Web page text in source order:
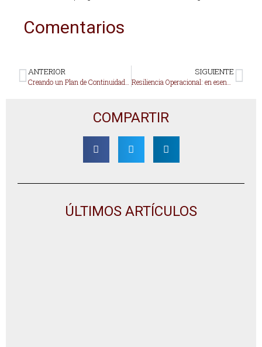
Comentarios
ANTERIOR
Creando un Plan de Continuidad del Negocio centrado en las personas
SIGUIENTE
Resiliencia Operacional: en esencia, se trata de Continuidad del Negocio bien hecha
COMPARTIR
ÚLTIMOS ARTÍCULOS